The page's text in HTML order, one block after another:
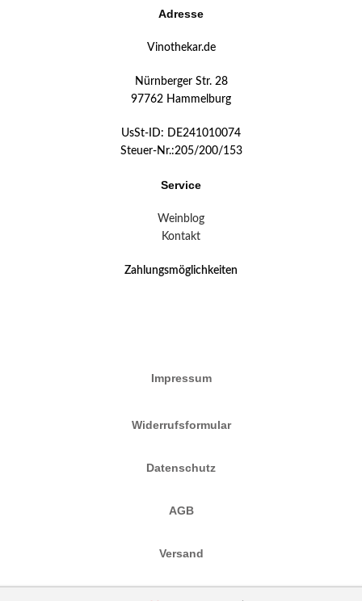
Adresse
Vinothekar.de
Nürnberger Str. 28
97762 Hammelburg
UsSt-ID: DE241010074
Steuer-Nr.:205/200/153
Service
Weinblog
Kontakt
Zahlungsmöglichkeiten
Impressum
Widerrufsformular
Datenschutz
AGB
Versand